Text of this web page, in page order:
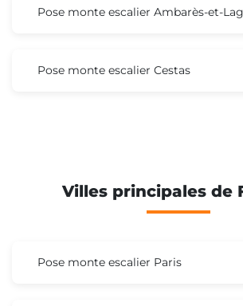
Pose monte escalier Ambarès-et-
Pose monte escalier Cestas
Villes principales de
Pose monte escalier Paris